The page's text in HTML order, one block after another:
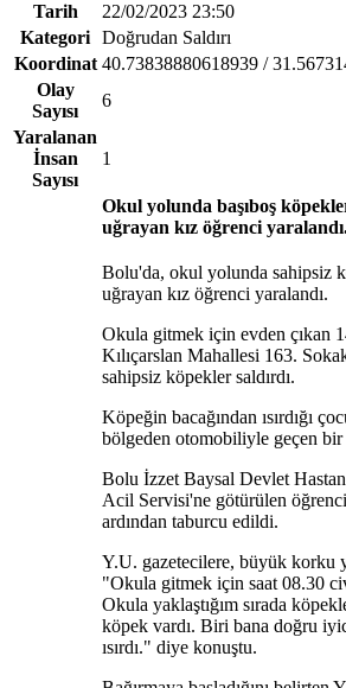
Tarih
22/02/2023 23:50
Kategori Doğrudan Saldırı
Koordinat 40.73838880618939 /
Olay
Sayısı
6
Yaralanan
İnsan
Sayısı
1
Okul yolunda başıboş
uğrayan kız öğrenci
Bolu'da, okul yolunda sahipsiz
uğrayan kız öğrenci yaralandı.
Okula gitmek için evden çıkan
Kılıçarslan Mahallesi 163.
sahipsiz köpekler saldırdı.
Köpeğin bacağından ısırdığı
bölgeden otomobiliyle geçen
Bolu İzzet Baysal Devlet
Acil Servisi'ne götürülen
ardından taburcu edildi.
Y.U. gazetecilere, büyük korku
"Okula gitmek için saat 08.30
Okula yaklaştığım sırada
köpek vardı. Biri bana doğru
ısırdı." diye konuştu.